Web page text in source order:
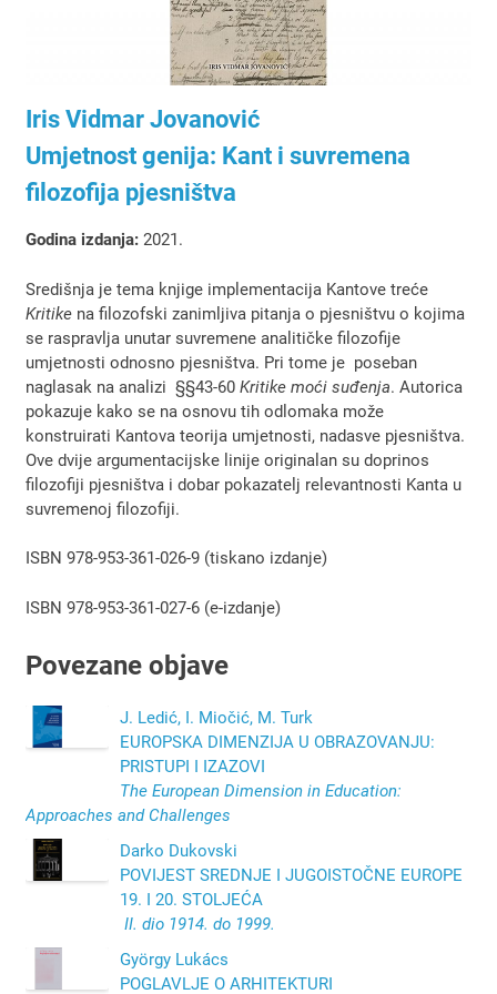
Iris Vidmar Jovanović
Umjetnost genija: Kant i suvremena
filozofija pjesništva
Godina izdanja:2021.
Središnja je tema knjige implementacija Kantove treće
Kritikena filozofski zanimljiva pitanja o pjesništvu o kojima
se raspravlja unutar suvremene analitičke filozofije
umjetnosti odnosno pjesništva. Pri tome je poseban
naglasak na analizi §§43-60 Kritike moći suđenja. Autorica
pokazuje kako se na osnovu tih odlomaka može
konstruirati Kantova teorija umjetnosti, nadasve pjesništva.
Ove dvije argumentacijske linije originalan su doprinos
filozofiji pjesništva i dobar pokazatelj relevantnosti Kanta u
suvremenoj filozofiji.
ISBN 978-953-361-026-9 (tiskano izdanje)
ISBN 978-953-361-027-6 (e-izdanje)
Povezane objave
J. Ledić, I. Miočić, M. Turk
EUROPSKA DIMENZIJA U OBRAZOVANJU:
PRISTUPI I IZAZOVI
The European Dimension in Education:
Approaches and Challenges
Darko Dukovski
POVIJEST SREDNJE I JUGOISTOČNE EUROPE
19. I 20. STOLJEĆA
II. dio 1914. do 1999.
György Lukács
POGLAVLJE O ARHITEKTURI